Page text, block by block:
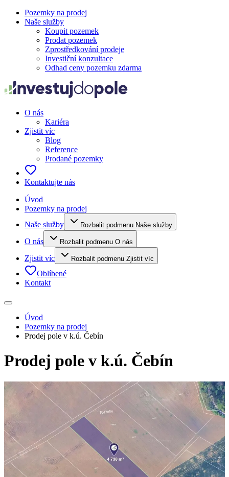
Pozemky na prodej
Naše služby
Koupit pozemek
Prodat pozemek
Zprostředkování prodeje
Investiční konzultace
Odhad ceny pozemku zdarma
O nás
Kariéra
Zjistit víc
Blog
Reference
Prodané pozemky
Kontaktujte nás
Úvod
Pozemky na prodej
Naše služby
Rozbalit podmenu Naše služby
O nás Rozbalit podmenu O nás
Zjistit víc Rozbalit podmenu Zjistit víc
Oblíbené
Kontakt
Úvod
Pozemky na prodej
Prodej pole v k.ú. Čebín
Prodej pole v k.ú. Čebín